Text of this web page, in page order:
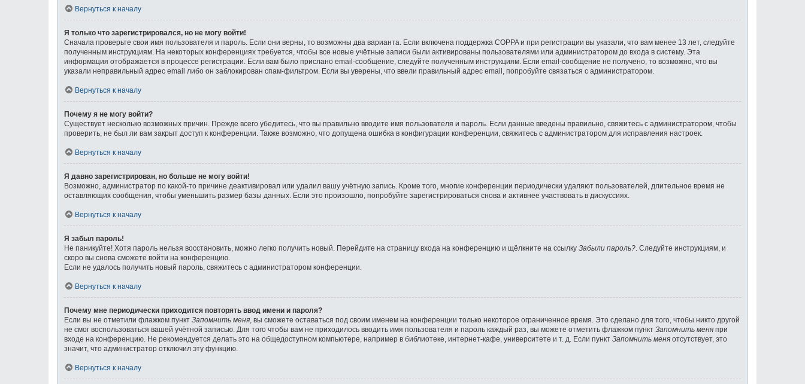
Вернуться к началу
Я только что зарегистрировался, но не могу войти!
Сначала проверьте свои имя пользователя и пароль. Если они верны, то возможны два варианта. Если включена поддержка COPPA и при регистрации вы указали, что вам менее 13 лет, следуйте
полученным инструкциям. На некоторых конференциях требуется, чтобы все новые учётные записи были активированы пользователями или администратором до входа в систему. Эта
информация отображается в процессе регистрации. Если вам было прислано email-сообщение, следуйте полученным инструкциям. Если email-сообщение не получено, то возможно, что вы
указали неправильный адрес email либо он заблокирован спам-фильтром. Если вы уверены, что ввели правильный адрес email, попробуйте связаться с администратором.
Вернуться к началу
Почему я не могу войти?
Существует несколько возможных причин. Прежде всего убедитесь, что вы правильно вводите имя пользователя и пароль. Если данные введены правильно, свяжитесь с администратором, чтобы
проверить, не был ли вам закрыт доступ к конференции. Также возможно, что допущена ошибка в конфигурации конференции, свяжитесь с администратором для исправления настроек.
Вернуться к началу
Я давно зарегистрирован, но больше не могу войти!
Возможно, администратор по какой-то причине деактивировал или удалил вашу учётную запись. Кроме того, многие конференции периодически удаляют пользователей, длительное время не
оставляющих сообщения, чтобы уменьшить размер базы данных. Если это произошло, попробуйте зарегистрироваться снова и активнее участвовать в дискуссиях.
Вернуться к началу
Я забыл пароль!
Не паникуйте! Хотя пароль нельзя восстановить, можно легко получить новый. Перейдите на страницу входа на конференцию и щёлкните на ссылку Забыли пароль?. Следуйте инструкциям, и
скоро вы снова сможете войти на конференцию.
Если не удалось получить новый пароль, свяжитесь с администратором конференции.
Вернуться к началу
Почему мне периодически приходится повторять ввод имени и пароля?
Если вы не отметили флажком пункт Запомнить меня, вы сможете оставаться под своим именем на конференции только некоторое ограниченное время. Это сделано для того, чтобы никто другой
не смог воспользоваться вашей учётной записью. Для того чтобы вам не приходилось вводить имя пользователя и пароль каждый раз, вы можете отметить флажком пункт Запомнить меня при
входе на конференцию. Не рекомендуется делать это на общедоступном компьютере, например в библиотеке, интернет-кафе, университете и т. д. Если пункт Запомнить меня отсутствует, это
значит, что администратор отключил эту функцию.
Вернуться к началу